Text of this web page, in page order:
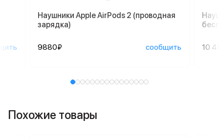
Наушники Apple AirPods 2 (проводная
зарядка)
9880₽ сообщить 10
Похожие товары